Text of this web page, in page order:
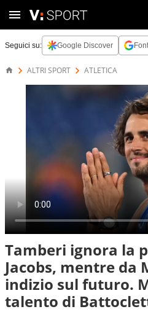
Seguici su: Google Discover
ALTRI SPORT ATLETICA
Tamberi ignora la
Jacobs, mentre da
indizio sul futuro.
talento di